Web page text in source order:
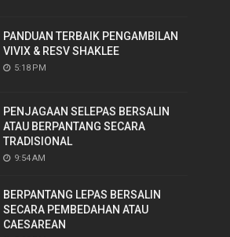
PANDUAN TERBAIK PENGAMBILAN
VIVIX & RESV SHAKLEE
5:18 PM
PENJAGAAN SELEPAS BERSALIN
ATAU BERPANTANG SECARA
TRADISIONAL
9:54 AM
BERPANTANG LEPAS BERSALIN
SECARA PEMBEDAHAN ATAU
CAESAREAN